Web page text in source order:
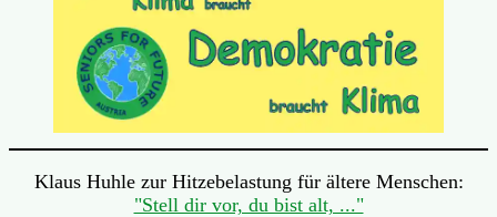
Klaus Huhle zur Hitzebelastung für ältere Menschen:
"Stell dir vor, du bist alt, ..."